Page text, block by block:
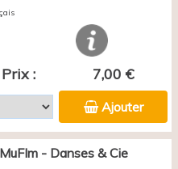
Prix : 7,00 €
Ajouter
- Danses & Cie